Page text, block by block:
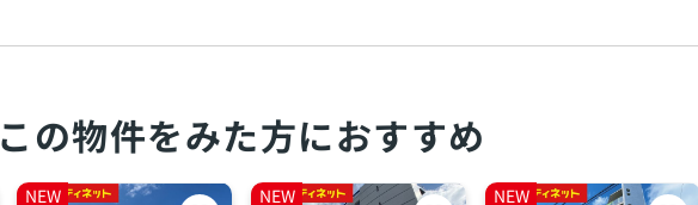
この物件をみた方におすすめ
NEW NEW NEW